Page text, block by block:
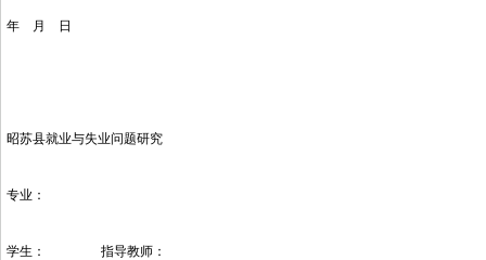
年 月 日
昭苏县就业与失业问题研究
专业：
学生： 指导教师：